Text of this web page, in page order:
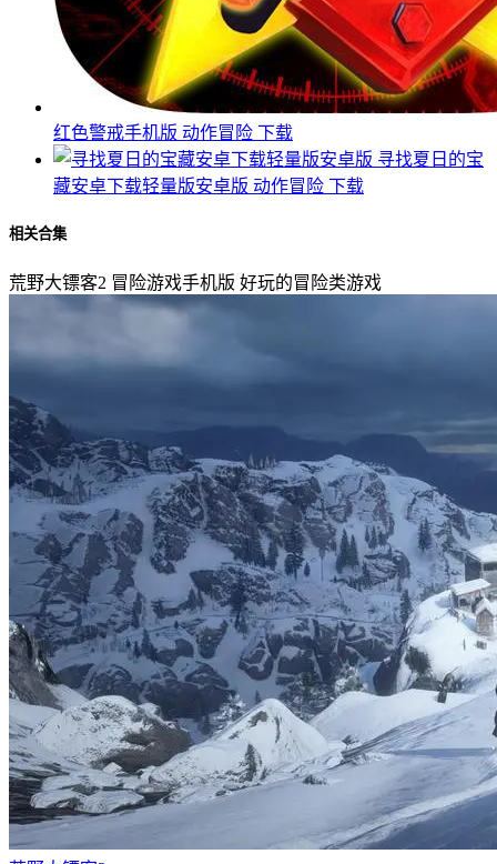
红色警戒手机版 动作冒险 下载
寻找夏日的宝
藏安卓下载轻量版安卓版 动作冒险 下载
相关合集
荒野大镖客2 冒险游戏手机版 好玩的冒险类游戏